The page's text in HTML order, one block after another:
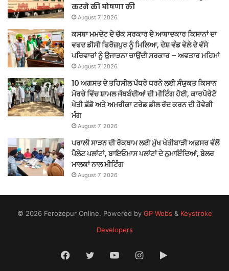
करने की घोषणा की
August 7, 2026
ਕਸਬਾ ਮਮਦੋਟ ਦੇ ਚੱਕ ਸਰਕਾਰ ਦੇ ਆਬਾਦਕਾਰ ਕਿਸਾਨਾਂ ਦਾ
ਵਫਦ ਡੀਸੀ ਫਿਰੋਜ਼ਪੁਰ ਨੂੰ ਮਿਲਿਆ, ਦੇਸ਼ ਵੰਡ ਵੇਲੇ ਦੇ ਵੱਸੇ
ਪਰਿਵਾਰਾਂ ਨੂੰ ਉਜਾੜਨਾ ਚਾਉਂਦੀ ਸਰਕਾਰ – ਅਵਤਾਰ ਮਹਿਮਾਂ
August 7, 2026
10 ਅਗਸਤ ਦੇ ਤਹਿਸੀਲ ਪੱਧਰੇ ਧਰਨੇ ਲਈ ਸੰਯੁਕਤ ਕਿਸਾਨ
ਮੋਰਚੇ ਵਿੱਚ ਸ਼ਾਮਲ ਜੱਥਬੰਦੀਆਂ ਦੀ ਮੀਟਿੰਗ ਹੋਈ, ਕਾਰਪੋਰੇਟੋ
ਖੇਤੀ ਛੱਡੋ ਅਤੇ ਅਮਰੀਕਾ ਟਰੇਡ ਡੀਲ ਰੱਦ ਕਰਨ ਦੀ ਹੋਵੇਗੀ
ਮੰਗ
August 7, 2026
ਪਰਾਲੀ ਸਾੜਨ ਦੀ ਰੋਕਥਾਮ ਲਈ ਮੁੱਖ ਖੇਤੀਬਾੜੀ ਅਫ਼ਸਰ ਵੱਲੋਂ
ਪੈਲੇਟ ਪਲਾਂਟਾਂ, ਬਾਇਓਮਾਸ ਪਲਾਂਟਾਂ ਦੇ ਨੁਮਾਇੰਦਿਆਂ, ਬੇਲਰ
ਮਾਲਕਾਂ ਨਾਲ ਮੀਟਿੰਗ
August 7, 2026
© 2026 Ferozepur Online. Powered by GP Webs & Keystroke
Developers
Facebook
TwitterYouTubeInstagram
Google